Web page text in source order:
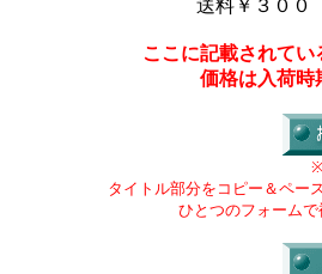
送料￥３００
ここに記載されて
価格は入荷時
タイトル部分をコピー＆ペー
ひとつのフォーム